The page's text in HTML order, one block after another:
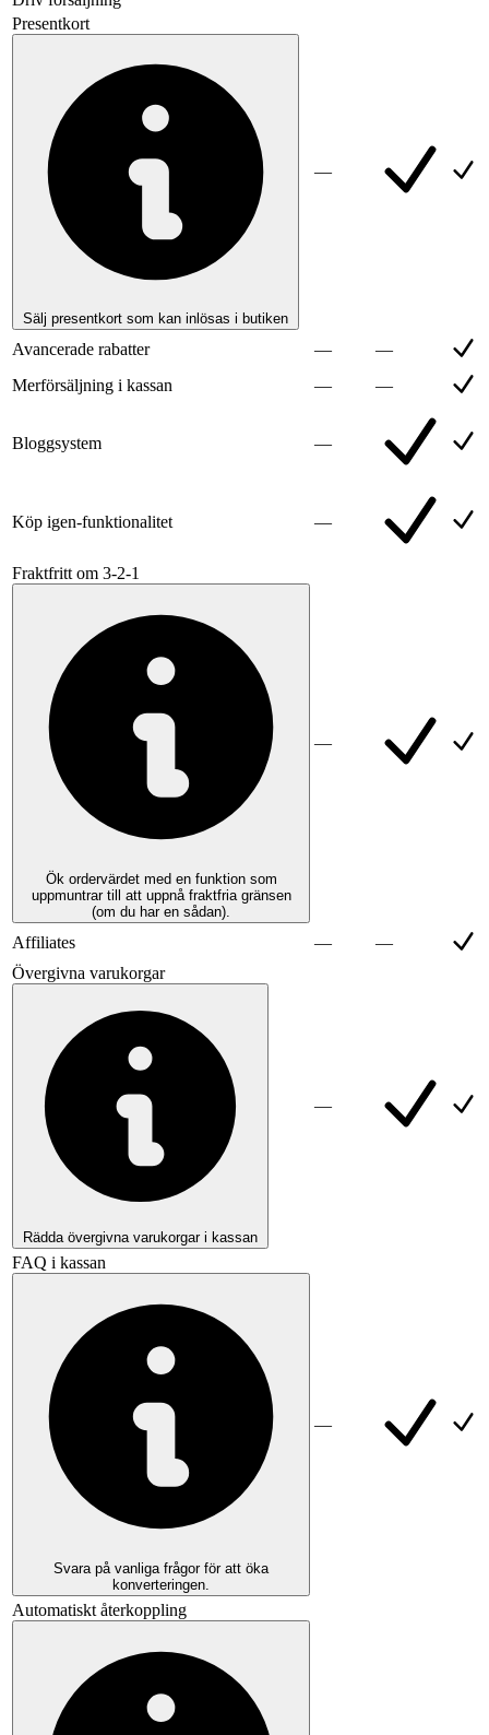
Presentkort
Sälj presentkort som kan inlösas i butiken
—
Avancerade rabatter —
—
Merförsäljning i kassan
— —
Bloggsystem —
Köp igen-funktionalitet —
Fraktfritt om 3-2-1
Ök ordervärdet med en funktion som
uppmuntrar till att uppnå fraktfria gränsen
(om du har en sådan).
—
Affiliates —
—
Övergivna varukorgar
Rädda övergivna varukorgar i kassan
—
FAQ i kassan
Svara på vanliga frågor för att öka
konverteringen.
—
Automatiskt återkoppling